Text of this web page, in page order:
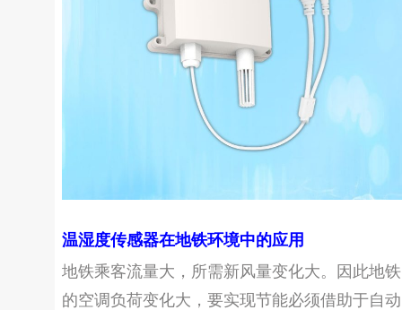
温湿度传感器在地铁环境中的应用
地铁乘客流量大，所需新风量变化大。因此地铁
的空调负荷变化大，要实现节能必须借助于自动